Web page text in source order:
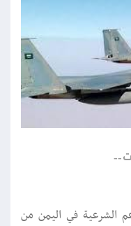
الشرعية في اليمن من